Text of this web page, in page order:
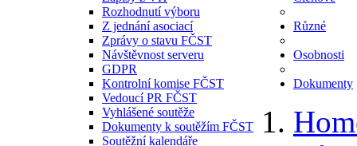
Rozhodnutí výboru
Z jednání asociací
Zprávy o stavu FČST
Návštěvnost serveru
GDPR
Kontrolní komise FČST
Vedoucí PR FČST
Vyhlášené soutěže
Dokumenty k soutěžím FČST
Soutěžní kalendáře
Různé
Osobnosti
Dokumenty